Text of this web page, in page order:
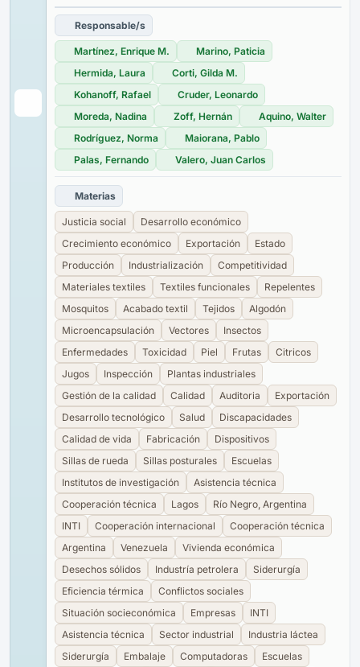
Responsable/s
Martínez, Enrique M.
Marino, Paticia
Hermida, Laura
Corti, Gilda M.
Kohanoff, Rafael
Cruder, Leonardo
Moreda, Nadina
Zoff, Hernán
Aquino, Walter
Rodríguez, Norma
Maiorana, Pablo
Palas, Fernando
Valero, Juan Carlos
Materias
Justicia social
Desarrollo económico
Crecimiento económico
Exportación
Estado
Producción
Industrialización
Competitividad
Materiales textiles
Textiles funcionales
Repelentes
Mosquitos
Acabado textil Tejidos
Algodón
Microencapsulación
Vectores
Insectos
Enfermedades
Toxicidad Piel Frutas
Citricos
Jugos
Inspección
Plantas industriales
Gestión de la calidad
Calidad Auditoria
Exportación
Desarrollo tecnológico
Salud
Discapacidades
Calidad de vida
Fabricación
Dispositivos
Sillas de rueda
Sillas posturales
Escuelas
Institutos de investigación
Asistencia técnica
Cooperación técnica
Lagos
Río Negro, Argentina
INTI
Cooperación internacional
Cooperación técnica
Argentina
Venezuela
Vivienda económica
Desechos sólidos
Industría petrolera
Siderurgía
Eficiencia térmica
Conflictos sociales
Situación socieconómica
Empresas
INTI
Asistencia técnica
Sector industrial
Industria láctea
Siderurgía
Embalaje Computadoras
Escuelas